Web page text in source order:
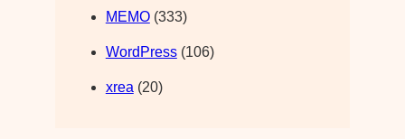
MEMO(333)
WordPress(106)
xrea (20)